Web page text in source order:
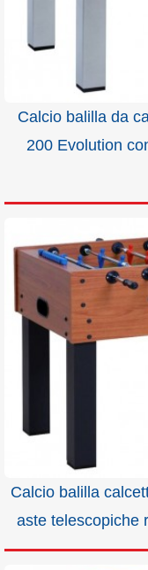
Calcio balilla da
200 Evolution
Calcio balilla
aste telescopiche